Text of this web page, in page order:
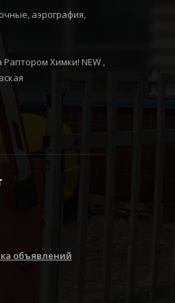
аэрография,
Раптором Химки! NEW ,
объявлений